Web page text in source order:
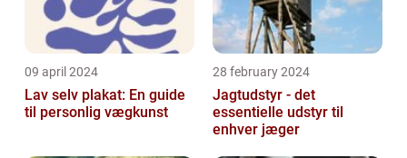
09 april 2024
Lav selv plakat: En guide
til personlig vægkunst
28 february 2024
Jagtudstyr - det
essentielle udstyr til
enhver jæger